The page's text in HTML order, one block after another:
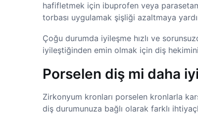
hafifletmek için ibuprofen veya
torbası uygulamak şişliği azaltmaya
Çoğu durumda iyileşme hızlı ve
iyileştiğinden emin olmak için diş
Porselen diş mi daha
Zirkonyum kronları porselen kronlarla
diş durumunuza bağlı olarak farklı